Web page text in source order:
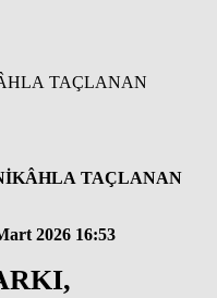
TAÇLANAN
2026 16:53